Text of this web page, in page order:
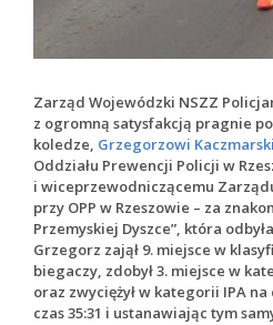
Zarząd Wojewódzki NSZZ
z ogromną satysfakcją pragnie
koledze, Grzegorzowi
Oddziału Prewencji Policji w
i wiceprzewodniczącemu
przy OPP w Rzeszowie – za
Przemyskiej Dyszce”, która
Grzegorz zajął 9. miejsce w
biegaczy, zdobył 3. miejsce w
oraz zwyciężył w kategorii IPA
czas 35:31 i ustanawiając tym